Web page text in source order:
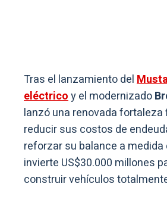
Tras el lanzamiento del
eléctricoy el modernizado
lanzó una renovada fortaleza
reducir sus costos de
reforzar su balance a medida
invierte US$30.000 millones
construir vehículos